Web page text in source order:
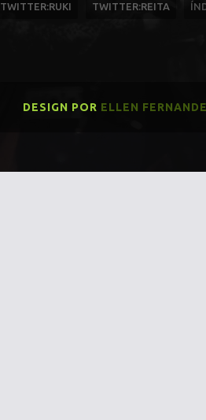
TWITTER:RUKI TWITTER:REITA
DESIGN POR ELLEN